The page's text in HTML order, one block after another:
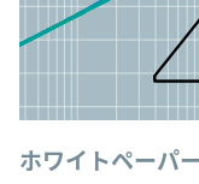
ホワイトペーパ